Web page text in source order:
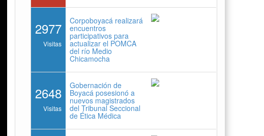
2977
Visitas
Corpoboyacá realizará
encuentros
participativos para
actualizar el POMCA
del río Medio
Chicamocha
2648
Visitas
Gobernación de
Boyacá posesionó a
nuevos magistrados
del Tribunal Seccional
de Ética Médica